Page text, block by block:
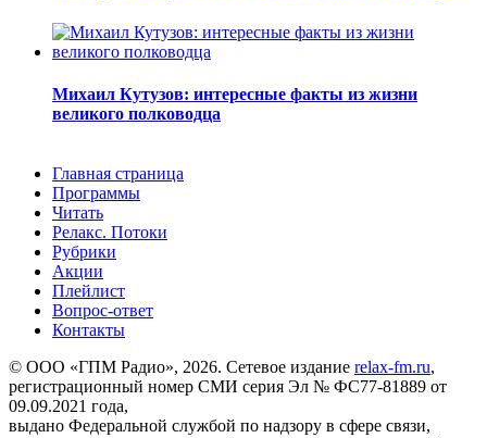
Михаил Кутузов: интересные факты из жизни
великого полководца
Главная страница
Программы
Читать
Релакс. Потоки
Рубрики
Акции
Плейлист
Вопрос-ответ
Контакты
© ООО «ГПМ Радио», 2026. Сетевое издание relax-fm.ru,
регистрационный номер СМИ серия Эл № ФС77-81889 от
09.09.2021 года,
выдано Федеральной службой по надзору в сфере связи,